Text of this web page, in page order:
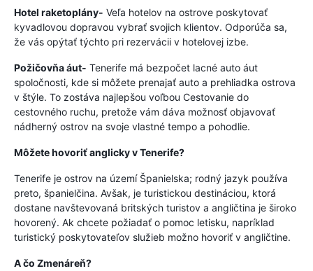
Hotel raketoplány- Veľa hotelov na ostrove poskytovať
kyvadlovou dopravou vybrať svojich klientov. Odporúča sa,
že vás opýtať týchto pri rezervácii v hotelovej izbe.
Požičovňa áut- Tenerife má bezpočet lacné auto áut
spoločnosti, kde si môžete prenajať auto a prehliadka ostrova
v štýle. To zostáva najlepšou voľbou Cestovanie do
cestovného ruchu, pretože vám dáva možnosť objavovať
nádherný ostrov na svoje vlastné tempo a pohodlie.
Môžete hovoriť anglicky v Tenerife?
Tenerife je ostrov na území Španielska; rodný jazyk používa
preto, španielčina. Avšak, je turistickou destináciou, ktorá
dostane navštevovaná britských turistov a angličtina je široko
hovorený. Ak chcete požiadať o pomoc letisku, napríklad
turistický poskytovateľov služieb možno hovoriť v angličtine.
A čo Zmenáreň?